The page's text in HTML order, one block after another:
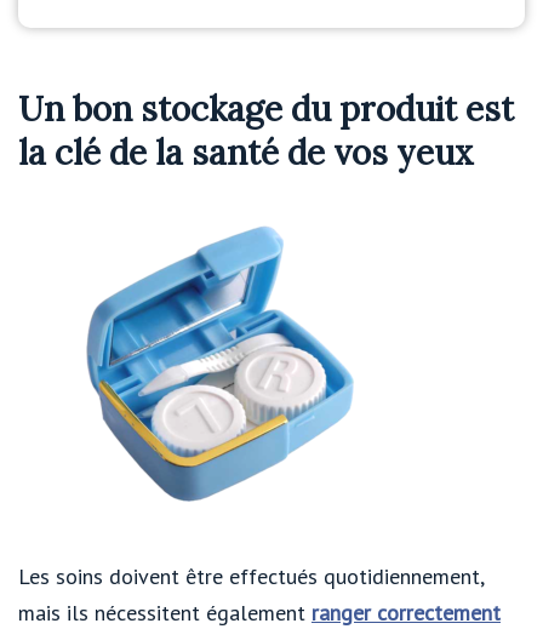
Un bon stockage du produit est
la clé de la santé de vos yeux
Les soins doivent être effectués quotidiennement,
mais ils nécessitent également ranger correctement